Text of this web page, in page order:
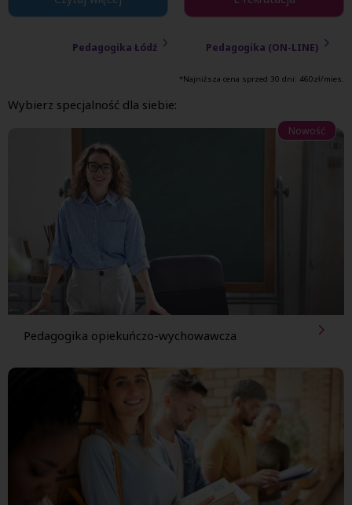
Pedagogika Łódź Pedagogika (ON-LINE)
*Najniższa cena sprzed 30 dni: 460zł/mies.
Wybierz specjalność dla siebie:
Pedagogika opiekuńczo-wychowawcza
Nowość